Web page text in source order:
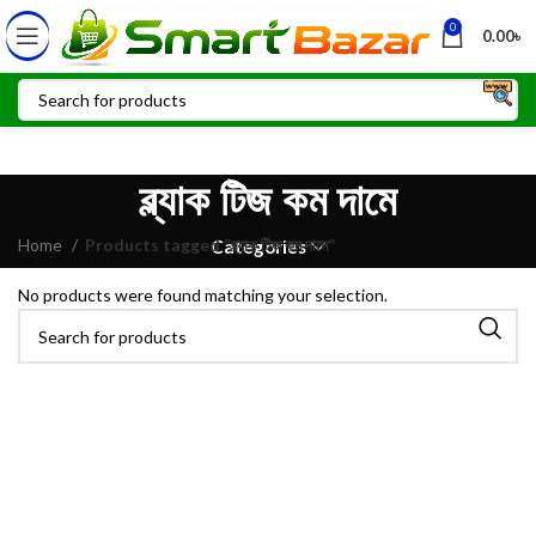
0 0.00৳
ব্ল্যাক টিজ কম দামে
Categories
Home Products tagged “ব্ল্যাক টিজ কম দামে”
No products were found matching your selection.